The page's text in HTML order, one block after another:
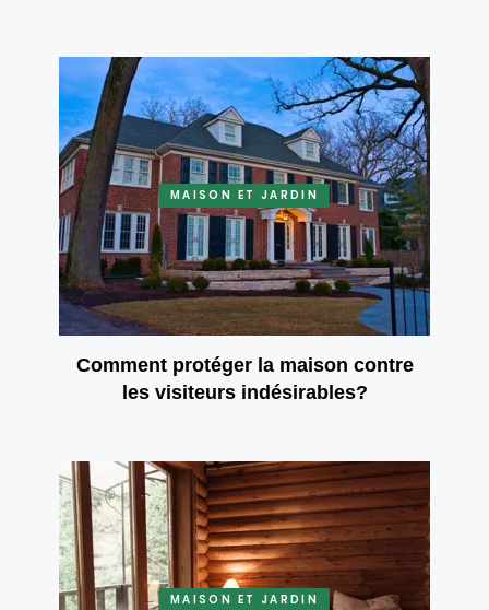
MAISON ET JARDIN
Comment protéger la maison contre
les visiteurs indésirables?
MAISON ET JARDIN